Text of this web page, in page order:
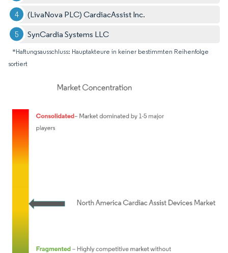
(LivaNova PLC) CardiacAssist Inc.
SynCardia Systems LLC
*Haftungsausschluss: Hauptakteure in keiner bestimmten Reihenfolge
sortiert